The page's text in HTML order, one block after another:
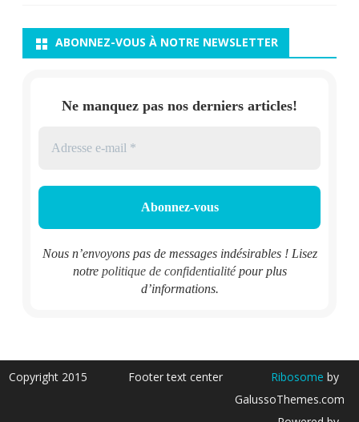
ABONNEZ-VOUS À NOTRE NEWSLETTER
Ne manquez pas nos derniers articles!
Nous n’envoyons pas de messages indésirables ! Lisez
notre politique de confidentialitépour plus
d’informations.
Copyright 2015 Footer text center Ribosome by
GalussoThemes.com